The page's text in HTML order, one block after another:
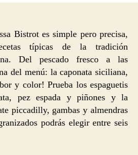
Bistrot es simple pero precisa,
típicas de la tradición
Del pescado fresco a las
del menú: la caponata siciliana,
y color! Prueba los espaguetis
pez espada y piñones y la
piccadilly, gambas y almendras
podrás elegir entre seis